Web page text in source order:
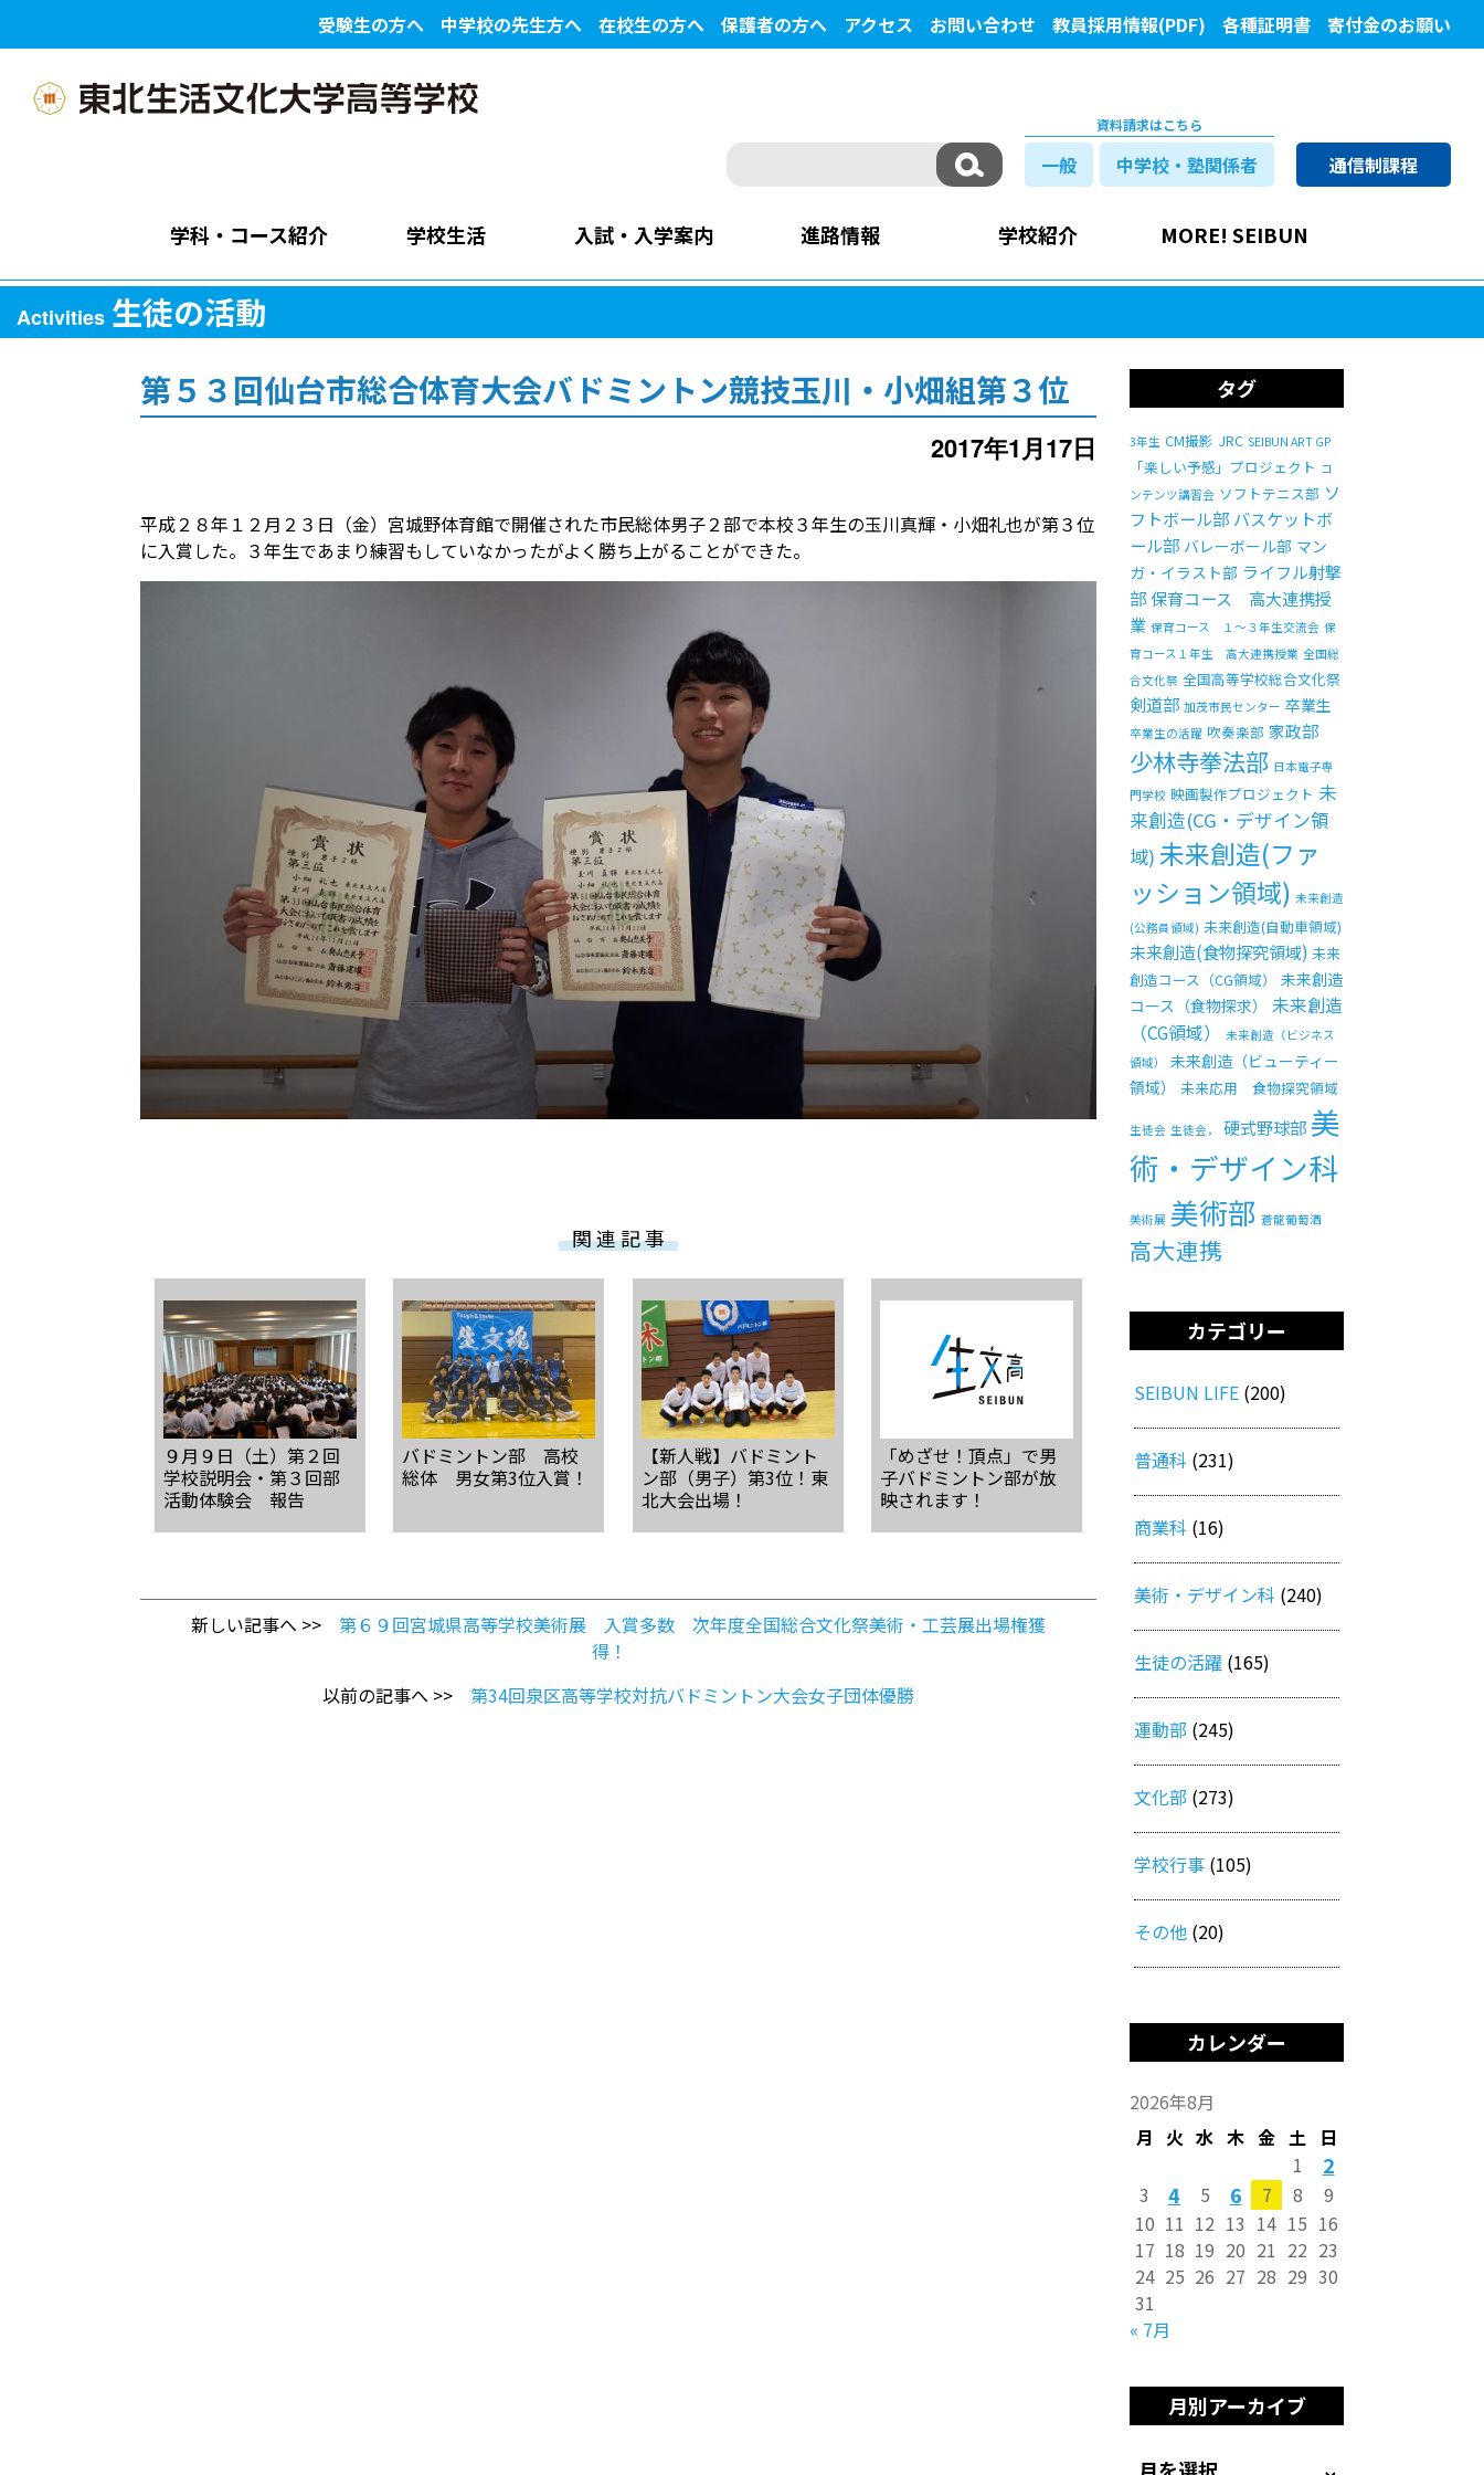
受験生の方へ 中学校の先生方へ 在校生の方へ 保護者の方へ アクセス お問い合わせ 教員採用情報(PDF) 各種証明書 寄付金のお願い
資料請求はこちら
一般 中学校・塾関係者 通信制課程
学科・コース紹介 学校生活 入試・入学案内 進路情報 学校紹介 MORE! SEIBUN
Activities 生徒の活動
第５３回仙台市総合体育大会バドミントン競技玉川・小畑組第３位
2017年1月17日
平成２８年１２月２３日（金）宮城野体育館で開催された市民総体男子２部で本校３年生の玉川真輝・小畑礼也が第３位
に入賞した。３年生であまり練習もしていなかったがよく勝ち上がることができた。
関 連 記 事
９月９日（土）第２回
学校説明会・第３回部
活動体験会 報告
バドミントン部 高校
総体 男女第3位入賞！
【新人戦】バドミント
ン部（男子）第3位！東
北大会出場！
「めざせ！頂点」で男
子バドミントン部が放
映されます！
新しい記事へ >> 第６９回宮城県高等学校美術展 入賞多数 次年度全国総合文化祭美術・工芸展出場権獲
得！
以前の記事へ >> 第34回泉区高等学校対抗バドミントン大会女子団体優勝
タグ
3年生 CM撮影 JRC SEIBUN ART GP
「楽しい予感」プロジェクト コ
ンテンツ講習会 ソフトテニス部 ソ
フトボール部 バスケットボ
ール部 バレーボール部 マン
ガ・イラスト部 ライフル射撃
部保育コース 高大連携授
業 保育コース １～３年生交流会 保
育コース１年生 高大連携授業 全国総
合文化祭 全国高等学校総合文化祭
剣道部 加茂市民センター 卒業生
卒業生の活躍 吹奏楽部 家政部
少林寺拳法部 日本電子専
門学校 映画製作プロジェクト 未
来創造(CG・デザイン領
域) 未来創造(ファ
ッション領域) 未来創造
(公務員領域) 未来創造(自動車領域)
未来創造(食物探究領域) 未来
創造コース（CG領域）
未来創造
コース（食物探求）
未来創造
（CG領域）
未来創造（ビジネス
領域）
未来創造（ビューティー
領域）
未来応用 食物探究領域
生徒会 生徒会， 硬式野球部 美
術・デザイン科
美術展 美術部 蒼龍葡萄酒
高大連携
カテゴリー
SEIBUN LIFE (200)
普通科 (231)
商業科 (16)
美術・デザイン科 (240)
生徒の活躍 (165)
運動部 (245)
文化部 (273)
学校行事 (105)
その他 (20)
カレンダー
2026年8月
月 火 水 木 金 土 日
« 7月
1 2
3 4 5 6 7 8
9
10 11 12 13 14 15 16
17 18 19 20 21 22 23
24 25 26 27 28 29 30
31
月別アーカイブ